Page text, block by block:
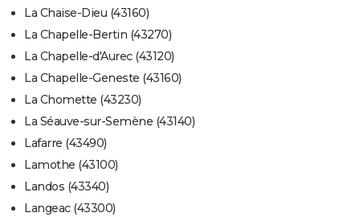
La Chaise-Dieu (43160)
La Chapelle-Bertin (43270)
La Chapelle-d'Aurec (43120)
La Chapelle-Geneste (43160)
La Chomette (43230)
La Séauve-sur-Semène (43140)
Lafarre (43490)
Lamothe (43100)
Landos (43340)
Langeac (43300)